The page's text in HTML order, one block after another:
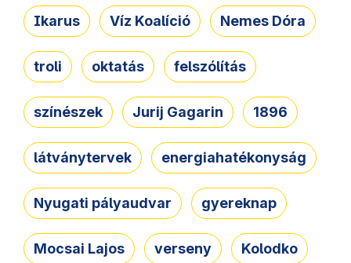
Ikarus Víz Koalíció Nemes Dóra
troli oktatás felszólítás
színészek Jurij Gagarin 1896
látványtervek energiahatékonyság
Nyugati pályaudvar gyereknap
Mocsai Lajos verseny Kolodko